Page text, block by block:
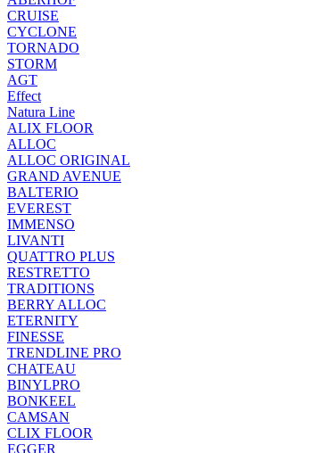
CRUISE
CYCLONE
TORNADO
STORM
AGT
Effect
Natura Line
ALIX FLOOR
ALLOC
ALLOC ORIGINAL
GRAND AVENUE
BALTERIO
EVEREST
IMMENSO
LIVANTI
QUATTRO PLUS
RESTRETTO
TRADITIONS
BERRY ALLOC
ETERNITY
FINESSE
TRENDLINE PRO
CHATEAU
BINYLPRO
BONKEEL
CAMSAN
CLIX FLOOR
EGGER